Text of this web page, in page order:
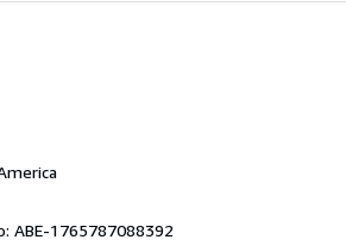
ABE-1765787088392